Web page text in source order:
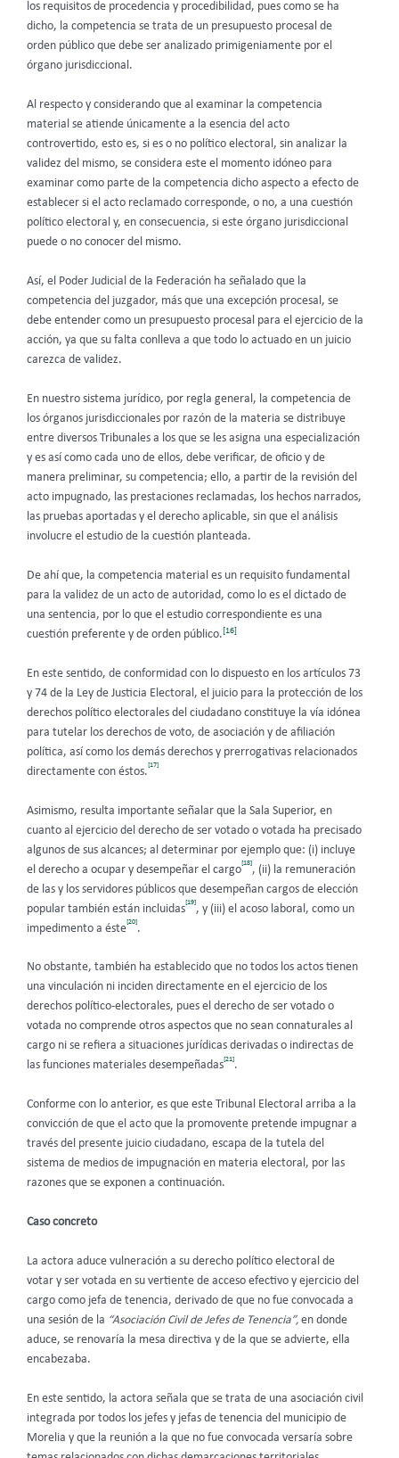
los requisitos de procedencia y procedibilidad, pues como se ha
dicho, la competencia se trata de un presupuesto procesal de
orden público que debe ser analizado primigeniamente por el
órgano jurisdiccional.
Al respecto y considerando que al examinar la competencia
material se atiende únicamente a la esencia del acto
controvertido, esto es, si es o no político electoral, sin analizar la
validez del mismo, se considera este el momento idóneo para
examinar como parte de la competencia dicho aspecto a efecto de
establecer si el acto reclamado corresponde, o no, a una cuestión
político electoral y, en consecuencia, si este órgano jurisdiccional
puede o no conocer del mismo.
Así, el Poder Judicial de la Federación ha señalado que la
competencia del juzgador, más que una excepción procesal, se
debe entender como un presupuesto procesal para el ejercicio de la
acción, ya que su falta conlleva a que todo lo actuado en un juicio
carezca de validez.
En nuestro sistema jurídico, por regla general, la competencia de
los órganos jurisdiccionales por razón de la materia se distribuye
entre diversos Tribunales a los que se les asigna una especialización
y es así como cada uno de ellos, debe verificar, de oficio y de
manera preliminar, su competencia; ello, a partir de la revisión del
acto impugnado, las prestaciones reclamadas, los hechos narrados,
las pruebas aportadas y el derecho aplicable, sin que el análisis
involucre el estudio de la cuestión planteada.
De ahí que, la competencia material es un requisito fundamental
para la validez de un acto de autoridad, como lo es el dictado de
una sentencia, por lo que el estudio correspondiente es una
cuestión preferente y de orden público.[16]
En este sentido, de conformidad con lo dispuesto en los artículos 73
y 74 de la Ley de Justicia Electoral, el juicio para la protección de los
derechos político electorales del ciudadano constituye la vía idónea
para tutelar los derechos de voto, de asociación y de afiliación
política, así como los demás derechos y prerrogativas relacionados
directamente con éstos.
[17]
Asimismo, resulta importante señalar que la Sala Superior, en
cuanto al ejercicio del derecho de ser votado o votada ha precisado
algunos de sus alcances; al determinar por ejemplo que: (i) incluye
el derecho a ocupar y desempeñar el cargo
[18]
, (ii) la remuneración
de las y los servidores públicos que desempeñan cargos de elección
popular también están incluidas
[19]
, y (iii) el acoso laboral, como un
impedimento a éste
[20]
.
No obstante, también ha establecido que no todos los actos tienen
una vinculación ni inciden directamente en el ejercicio de los
derechos político-electorales, pues el derecho de ser votado o
votada no comprende otros aspectos que no sean connaturales al
cargo ni se refiera a situaciones jurídicas derivadas o indirectas de
las funciones materiales desempeñadas
[21]
.
Conforme con lo anterior, es que este Tribunal Electoral arriba a la
convicción de que el acto que la promovente pretende impugnar a
través del presente juicio ciudadano, escapa de la tutela del
sistema de medios de impugnación en materia electoral, por las
razones que se exponen a continuación.
Caso concreto
La actora aduce vulneración a su derecho político electoral de
votar y ser votada en su vertiente de acceso efectivo y ejercicio del
cargo como jefa de tenencia, derivado de que no fue convocada a
una sesión de la “Asociación Civil de Jefes de Tenencia”, en donde
aduce, se renovaría la mesa directiva y de la que se advierte, ella
encabezaba.
En este sentido, la actora señala que se trata de una asociación civil
integrada por todos los jefes y jefas de tenencia del municipio de
Morelia y que la reunión a la que no fue convocada versaría sobre